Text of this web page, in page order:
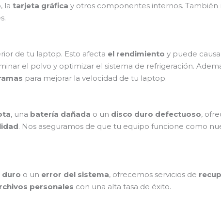
, la tarjeta gráfica y otros componentes internos. También
de tu laptop. Esto afecta el rendimiento y puede
el polvo y optimizar el sistema de refrigeración.
para mejorar la velocidad de tu laptop.
, una batería dañada o un disco duro defectuoso,
. Nos aseguramos de que tu equipo funcione como
duro o un error del sistema, ofrecemos servicios de
personales con una alta tasa de éxito.